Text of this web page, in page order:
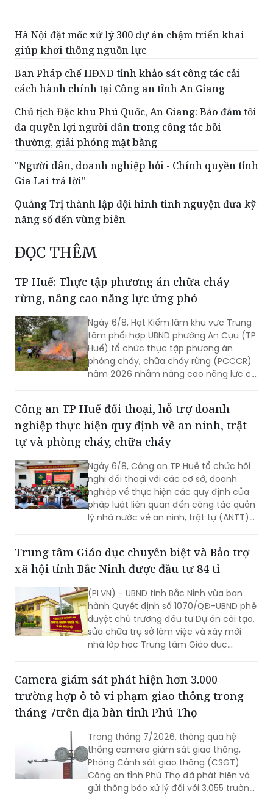
Hà Nội đặt mốc xử lý 300 dự án chậm triển khai
giúp khơi thông nguồn lực
Ban Pháp chế HĐND tỉnh khảo sát công tác cải
cách hành chính tại Công an tỉnh An Giang
Chủ tịch Đặc khu Phú Quốc, An Giang: Bảo đảm tối
đa quyền lợi người dân trong công tác bồi
thường, giải phóng mặt bằng
"Người dân, doanh nghiệp hỏi - Chính quyền tỉnh
Gia Lai trả lời"
Quảng Trị thành lập đội hình tình nguyện đưa kỹ
năng số đến vùng biên
ĐỌC THÊM
TP Huế: Thực tập phương án chữa cháy
rừng, nâng cao năng lực ứng phó
Ngày 6/8, Hạt Kiểm lâm khu vực Trung
tâm phối hợp UBND phường An Cựu (TP
Huế) tổ chức thực tập phương án
phòng cháy, chữa cháy rừng (PCCCR)
năm 2026 nhằm nâng cao năng lực chỉ
Công an TP Huế đối thoại, hỗ trợ doanh
nghiệp thực hiện quy định về an ninh, trật
tự và phòng cháy, chữa cháy
Ngày 6/8, Công an TP Huế tổ chức hội
nghị đối thoại với các cơ sở, doanh
nghiệp về thực hiện các quy định của
pháp luật liên quan đến công tác quản
lý nhà nước về an ninh, trật tự (ANTT)
Trung tâm Giáo dục chuyên biệt và Bảo trợ
xã hội tỉnh Bắc Ninh được đầu tư 84 tỉ
(PLVN) - UBND tỉnh Bắc Ninh vừa ban
hành Quyết định số 1070/QĐ-UBND phê
duyệt chủ trương đầu tư Dự án cải tạo,
sửa chữa trụ sở làm việc và xây mới
nhà lớp học Trung tâm Giáo dục
đồng.
Camera giám sát phát hiện hơn 3.000
trường hợp ô tô vi phạm giao thông trong
tháng 7trên địa bàn tỉnh Phú Thọ
Trong tháng 7/2026, thông qua hệ
thống camera giám sát giao thông,
Phòng Cảnh sát giao thông (CSGT)
Công an tỉnh Phú Thọ đã phát hiện và
gửi thông báo xử lý đối với 3.055 trường